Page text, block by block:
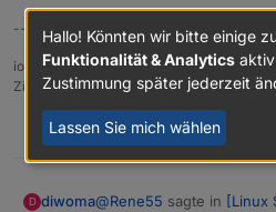
-- diwoma
ioBroker in LX-Container in Proxmox
Zigbee-Coordinator: CC2652P2-TCP
D diwoma@Rene55 sagte in [Linux
Hallo! Könnten wir bitte einige
Funktionalität & Analytics
Zustimmung später jederzeit
Lassen Sie mich wählen